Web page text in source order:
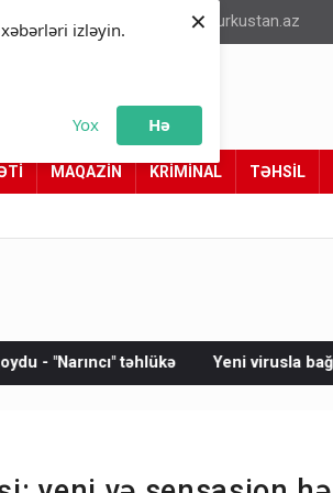
izləyin.
Yox Hə
×
(012) 449 94 05 info@turkustan.az
MAQAZİN KRİMİNAL TƏHSİL
Yeni virusla bağlı